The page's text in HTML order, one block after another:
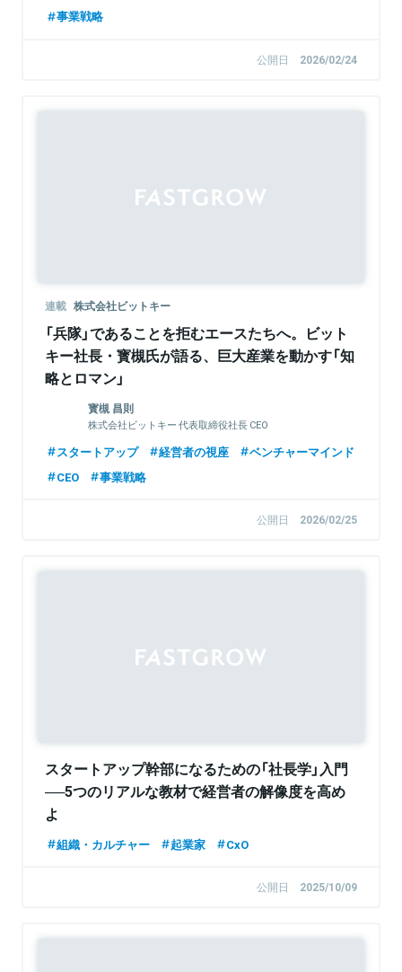
事業戦略
公開日 2026/02/24
連載 株式会社ビットキー
「兵隊」であることを拒むエースたちへ。ビット
キー社長・寳槻氏が語る、巨大産業を動かす「知
略とロマン」
寳槻 昌則
株式会社ビットキー 代表取締役社長 CEO
スタートアップ 経営者の視座
ベンチャーマインド
CEO
事業戦略
公開日 2026/02/25
スタートアップ幹部になるための「社長学」入門
──5つのリアルな教材で経営者の解像度を高め
よ
組織・カルチャー 起業家 CxO
公開日 2025/10/09